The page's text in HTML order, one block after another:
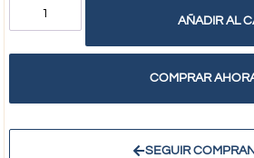
AÑADIR AL
COMPRAR
SEGUIR